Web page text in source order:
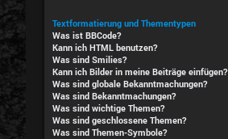
Textformatierung und Thementypen
Was ist BBCode?
Kann ich HTML benutzen?
Was sind Smilies?
Kann ich Bilder in meine Beiträge einfügen?
Was sind globale Bekanntmachungen?
Was sind Bekanntmachungen?
Was sind wichtige Themen?
Was sind geschlossene Themen?
Was sind Themen-Symbole?